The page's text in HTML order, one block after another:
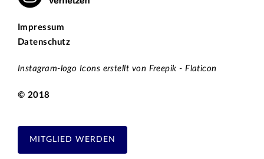
Impressum
Datenschutz
Instagram-logo Icons erstellt von Freepik - Flaticon
© 2018
MITGLIED WERDEN